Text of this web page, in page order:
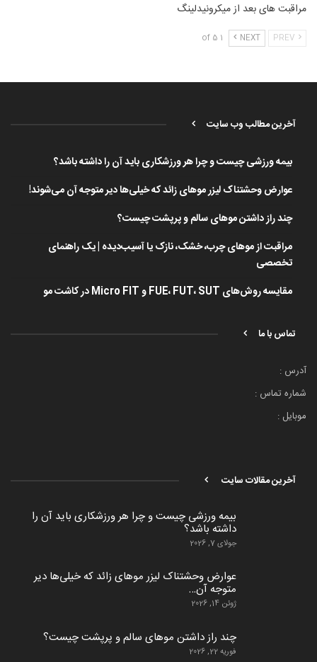
مراقبت های بعد از میکرونیدلینگ
NEXT
1 of 5
آخرین مطالب وب سایت
بیمه ورزشی چیست و چرا هر ورزشکاری باید آن را داشته باشد؟
عوارض وحشتناک لیزر موهای زائد که خیلی‌ها دیر متوجه آن می‌شوند!
چند راز داشتن موهای سالم و پرپشت چیست؟
مراقبت از موهای چرب، خشک، نازک یا آسیب‌دیده | یک راهنمای
تخصصی
مقایسه روش‌های FUE، FUT، SUT و Micro FIT در کاشت مو
تماس با ما
آدرس :
شماره تماس :
موبایل :
آخرین مقالات سایت
بیمه ورزشی چیست و چرا هر ورزشکاری باید آن را
داشته باشد؟
جولای 7, 2026
عوارض وحشتناک لیزر موهای زائد که خیلی‌ها دیر
متوجه آن…
ژوئن 14, 2026
چند راز داشتن موهای سالم و پرپشت چیست؟
فوریه 22, 2026